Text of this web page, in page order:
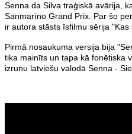
Senna da Silva traģiskā avārija,
Sanmarīno Grand Prix. Par šo
ir autora stāsts īsfilmu sērija
Pirmā nosaukuma versija bija
tika mainīts un tapa kā fonētiska
izrunu latviešu valodā Senna -